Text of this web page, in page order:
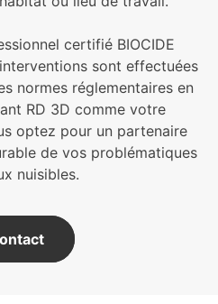
certifié BIOCIDE
sont effectuées
normes réglementaires en
RD 3D comme votre
optez pour un partenaire
de vos problématiques
nuisibles.